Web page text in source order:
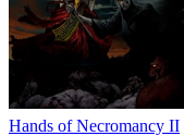
Hands of Necromancy II